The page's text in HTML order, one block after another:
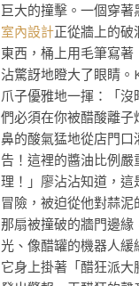
巨大的撞擊。一個穿著
室內設計正從牆上的破
東西，桶上用毛筆寫
沾驚訝地瞪大了眼睛
爪子優雅地一揮：「
們必須在你被醋酸離
鼻的酸氣猛地從店門
告！這裡的醬油比例
理！」廖沾沾知道，
冒險，被迫從他對蒜
那扇被撞破的牆門邊
光、像醋罐的機器人緩
它身上掛著「醋狂派